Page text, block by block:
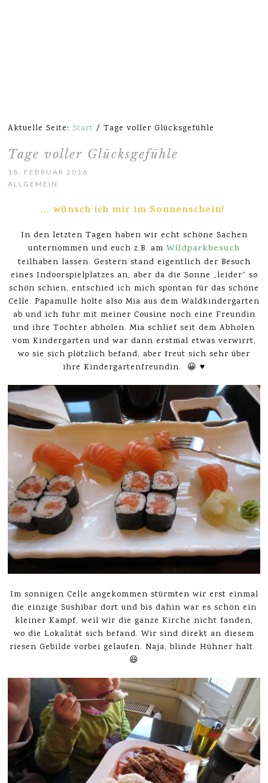
Aktuelle Seite:Start / Tage voller Glücksgefühle
Tage voller Glücksgefühle
18. FEBRUAR 2016
ALLGEMEIN
… wünsch ich mir im Sonnenschein!
In den letzten Tagen haben wir echt schöne Sachen
unternommen und euch z.B. am Wildparkbesuch
teilhaben lassen. Gestern stand eigentlich der Besuch
eines Indoorspielplatzes an, aber da die Sonne „leider“ so
schön schien, entschied ich mich spontan für das schöne
Celle. Papamulle holte also Mia aus dem Waldkindergarten
ab und ich fuhr mit meiner Cousine noch eine Freundin
und ihre Tochter abholen. Mia schlief seit dem Abholen
vom Kindergarten und war dann erstmal etwas verwirrt,
wo sie sich plötzlich befand, aber freut sich sehr über
ihre Kindergartenfreundin. 😀 ♥
Im sonnigen Celle angekommen stürmten wir erst einmal
die einzige Sushibar dort und bis dahin war es schon ein
kleiner Kampf, weil wir die ganze Kirche nicht fanden,
wo die Lokalität sich befand. Wir sind direkt an diesem
riesen Gebilde vorbei gelaufen. Naja, blinde Hühner halt.
😆